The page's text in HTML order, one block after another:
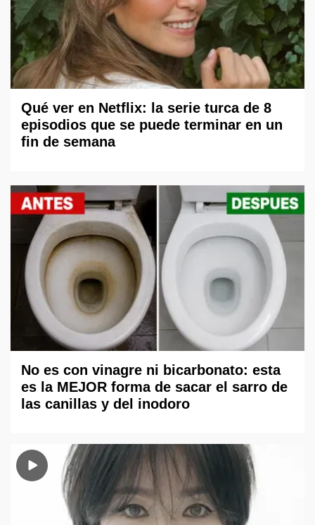
Qué ver en Netflix: la serie turca de 8
episodios que se puede terminar en un
fin de semana
No es con vinagre ni bicarbonato: esta
es la MEJOR forma de sacar el sarro de
las canillas y del inodoro